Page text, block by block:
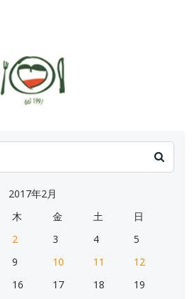
2017年2月
木 金 土
日
2 3 4
5
9 10 11
12
16 17 18
19